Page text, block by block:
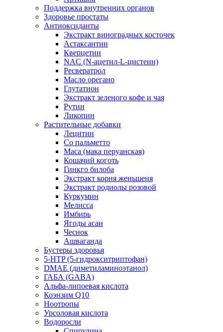
Поддержка внутренних органов
Здоровье простаты
Антиоксиданты
Экстракт виноградных косточек
Астаксантин
Кверцетин
NAC (N-ацетил-L-цистеин)
Ресвератрол
Масло орегано
Глутатион
Экстракт зеленого кофе и чая
Рутин
Ликопин
Растительные добавки
Лецитин
Со пальметто
Maca (мака перуанская)
Кошачий коготь
Гинкго билоба
Экстракт корня женьшеня
Экстракт родиолы розовой
Куркумин
Мелисса
Имбирь
Ягоды асаи
Чеснок
Ашваганда
Бустеры здоровья
5-HTP (5-гидрокситриптофан)
DMAE (диметиламиноэтанол)
ГАБА (GABA)
Альфа-липоевая кислота
Коэнзим Q10
Ноотропы
Урсоловая кислота
Водоросли